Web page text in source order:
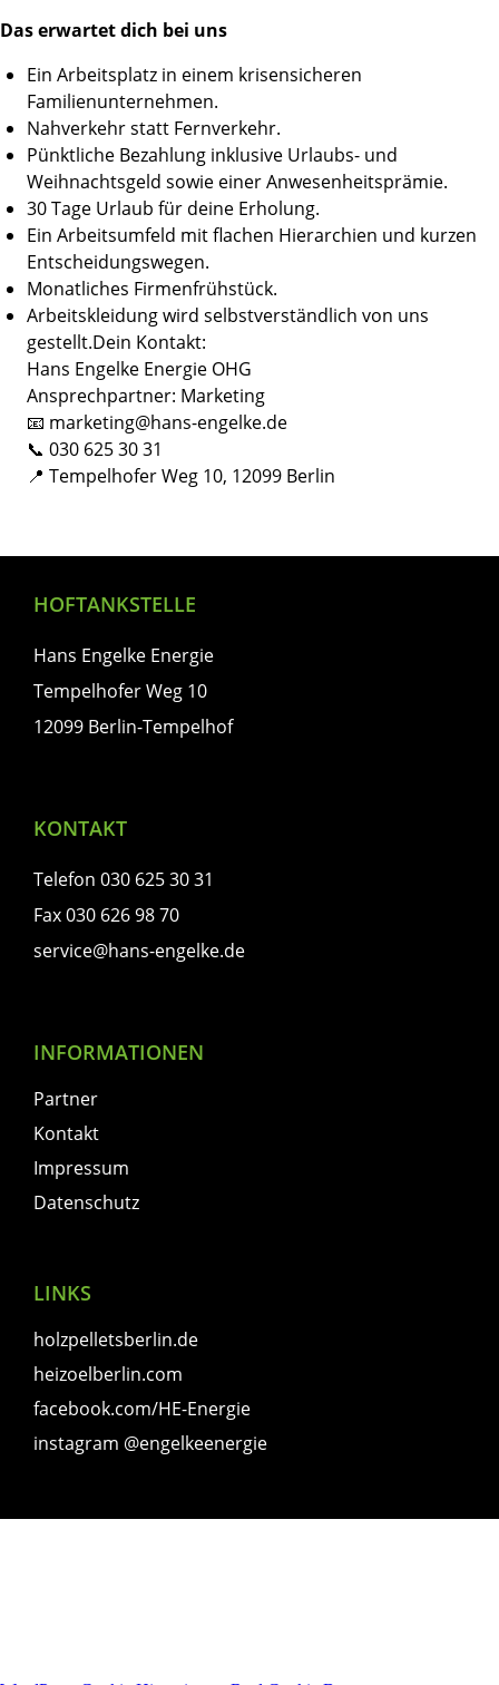
Das erwartet dich bei uns
Ein Arbeitsplatz in einem krisensicheren
Familienunternehmen.
Nahverkehr statt Fernverkehr.
Pünktliche Bezahlung inklusive Urlaubs- und
Weihnachtsgeld sowie einer Anwesenheitsprämie.
30 Tage Urlaub für deine Erholung.
Ein Arbeitsumfeld mit flachen Hierarchien und kurzen
Entscheidungswegen.
Monatliches Firmenfrühstück.
Arbeitskleidung wird selbstverständlich von uns
gestellt.Dein Kontakt:
Hans Engelke Energie OHG
Ansprechpartner: Marketing
📧 marketing@hans-engelke.de
📞 030 625 30 31
📍 Tempelhofer Weg 10, 12099 Berlin
HOFTANKSTELLE
Hans Engelke Energie
Tempelhofer Weg 10
12099 Berlin-Tempelhof
KONTAKT
Telefon 030 625 30 31
Fax 030 626 98 70
service@hans-engelke.de
INFORMATIONEN
Partner
Kontakt
Impressum
Datenschutz
LINKS
holzpelletsberlin.de
heizoelberlin.com
facebook.com/HE-Energie
instagram @engelkeenergie